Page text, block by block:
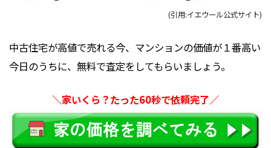
(引用:イエウール公式サイト)
中古住宅が高値で売れる今、マンションの価値が１番高い
今日のうちに、無料で査定をしてもらいましょう。
＼家いくら？たった60秒で依頼完了／